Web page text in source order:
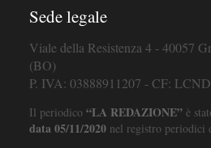
Sede legale
Viale della Resistenza 4 - 40057
(BO)
P. IVA: 03888911207 - CF:
Il periodico “LA REDAZIONE”è
data 05/11/2020nel registro periodici